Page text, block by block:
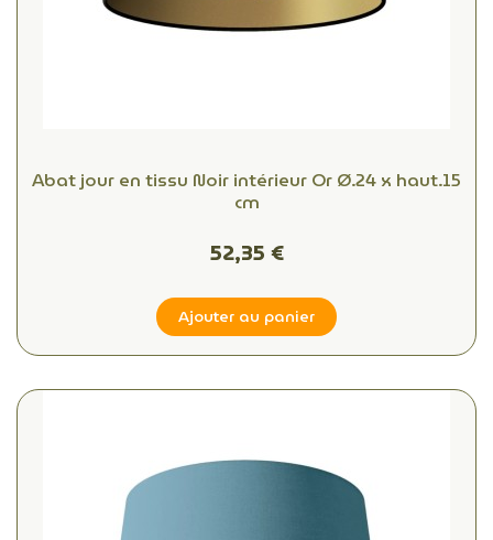
Abat jour en tissu Noir intérieur Or Ø.24 x haut.15
cm
52,35 €
Ajouter au panier